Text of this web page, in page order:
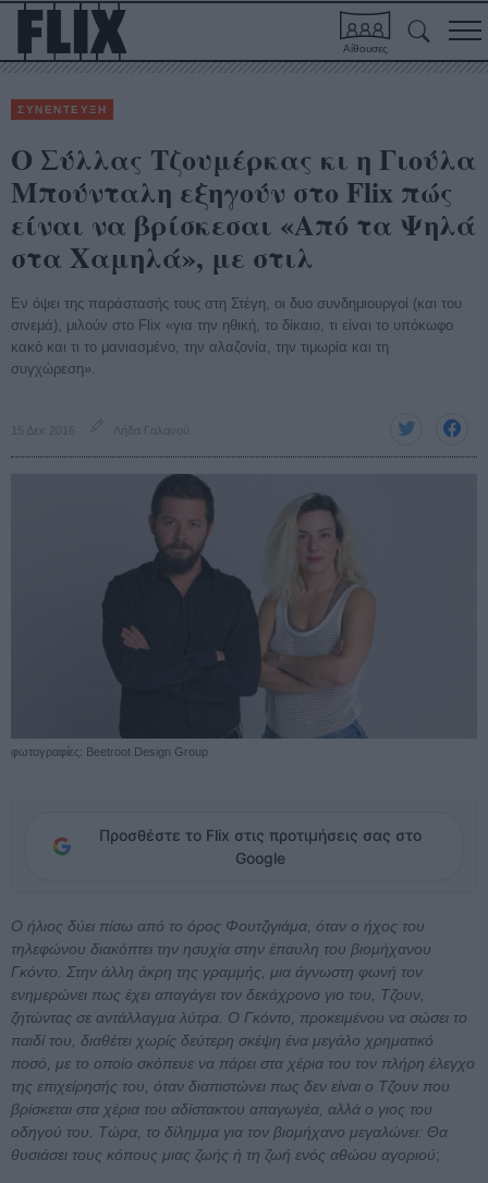
Αίθουσες
ΣΥΝΕΝΤΕΥΞΗ
Ο Σύλλας Τζουμέρκας κι η Γιούλα
Μπούνταλη εξηγούν στο Flix πώς
είναι να βρίσκεσαι «Από τα Ψηλά
στα Χαμηλά», με στιλ
Εν όψει της παράστασής τους στη Στέγη, οι δυο συνδημιουργοί (και του
σινεμά), μιλούν στο Flix «για την ηθική, το δίκαιο, τι είναι το υπόκωφο
κακό και τι το μανιασμένο, την αλαζονία, την τιμωρία και τη
συγχώρεση».
15 Δεκ 2016 Λήδα Γαλανού
φωτογραφίες: Beetroot Design Group
Προσθέστε το Flix στις προτιμήσεις σας στο
Google
Ο ήλιος δύει πίσω από το όρος Φουτζιγιάμα, όταν ο ήχος του
τηλεφώνου διακόπτει την ησυχία στην έπαυλη του βιομήχανου
Γκόντο. Στην άλλη άκρη της γραμμής, μια άγνωστη φωνή τον
ενημερώνει πως έχει απαγάγει τον δεκάχρονο γιο του, Τζουν,
ζητώντας σε αντάλλαγμα λύτρα. Ο Γκόντο, προκειμένου να σώσει το
παιδί του, διαθέτει χωρίς δεύτερη σκέψη ένα μεγάλο χρηματικό
ποσό, με το οποίο σκόπευε να πάρει στα χέρια του τον πλήρη έλεγχο
της επιχείρησής του, όταν διαπιστώνει πως δεν είναι ο Τζουν που
βρίσκεται στα χέρια του αδίστακτου απαγωγέα, αλλά ο γιος του
οδηγού του. Τώρα, το δίλημμα για τον βιομήχανο μεγαλώνει: Θα
θυσιάσει τους κόπους μιας ζωής ή τη ζωή ενός αθώου αγοριού;